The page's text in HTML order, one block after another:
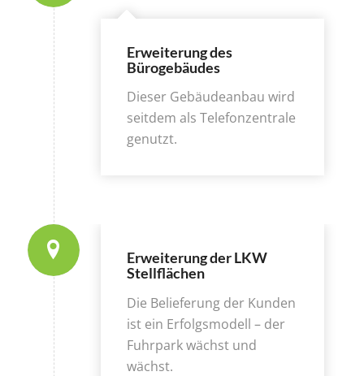
Erweiterung des
Bürogebäudes
Dieser Gebäudeanbau wird
seitdem als Telefonzentrale
genutzt.
Erweiterung der LKW
Stellflächen
Die Belieferung der Kunden
ist ein Erfolgsmodell – der
Fuhrpark wächst und
wächst.